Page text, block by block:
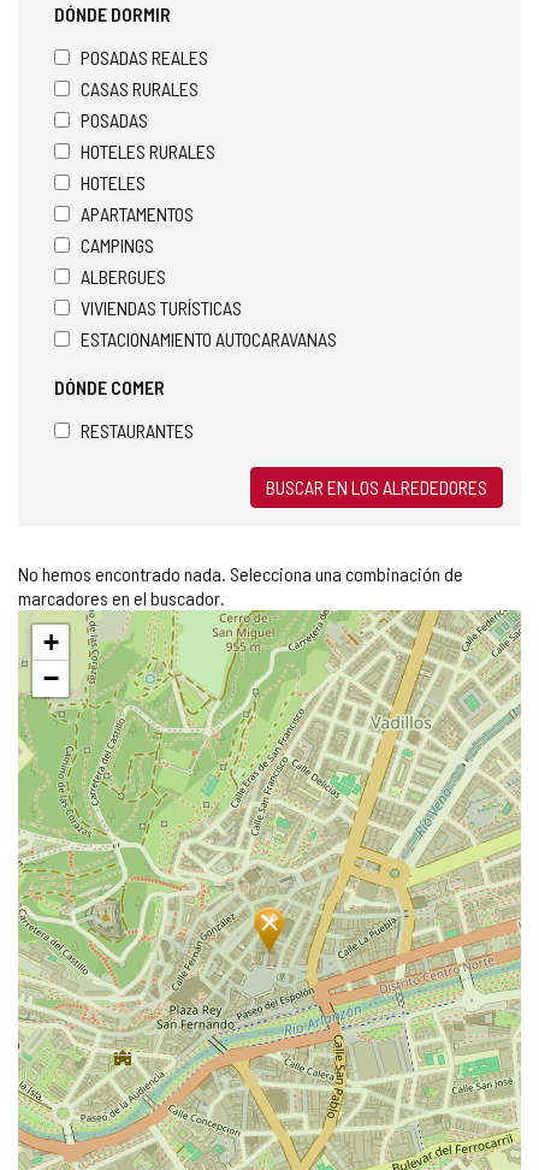
DÓNDE DORMIR
POSADAS REALES
CASAS RURALES
POSADAS
HOTELES RURALES
HOTELES
APARTAMENTOS
CAMPINGS
ALBERGUES
VIVIENDAS TURÍSTICAS
ESTACIONAMIENTO AUTOCARAVANAS
DÓNDE COMER
RESTAURANTES
BUSCAR EN LOS ALREDEDORES
No hemos encontrado nada. Selecciona una combinación de
marcadores en el buscador.
Saltar
mapa
+
−